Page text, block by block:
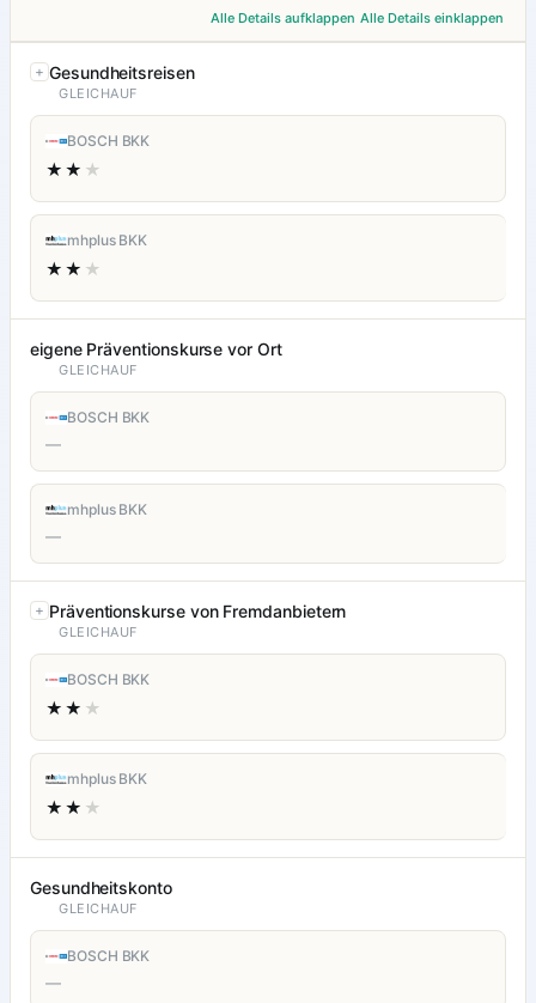
Alle Details aufklappen Alle Details einklappen
Gesundheitsreisen
GLEICHAUF
BOSCH BKK
★★ ★
mhplus BKK
★★ ★
eigene Präventionskurse vor Ort
GLEICHAUF
BOSCH BKK
—
mhplus BKK
—
Präventionskurse von Fremdanbietern
GLEICHAUF
BOSCH BKK
★★ ★
mhplus BKK
★★ ★
Gesundheitskonto
GLEICHAUF
BOSCH BKK
—